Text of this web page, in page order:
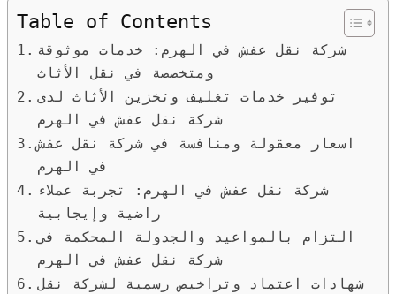
Table of Contents
شركة نقل عفش في الهرم: خدمات موثوقة
ومتخصصة في نقل الأثاث
توفير خدمات تغليف وتخزين الأثاث لدى
شركة نقل عفش في الهرم
اسعار معقولة ومنافسة في شركة نقل عفش
في الهرم
شركة نقل عفش في الهرم: تجربة عملاء
راضية وإيجابية
التزام بالمواعيد والجدولة المحكمة في
شركة نقل عفش في الهرم
شهادات اعتماد وتراخيص رسمية لشركة نقل